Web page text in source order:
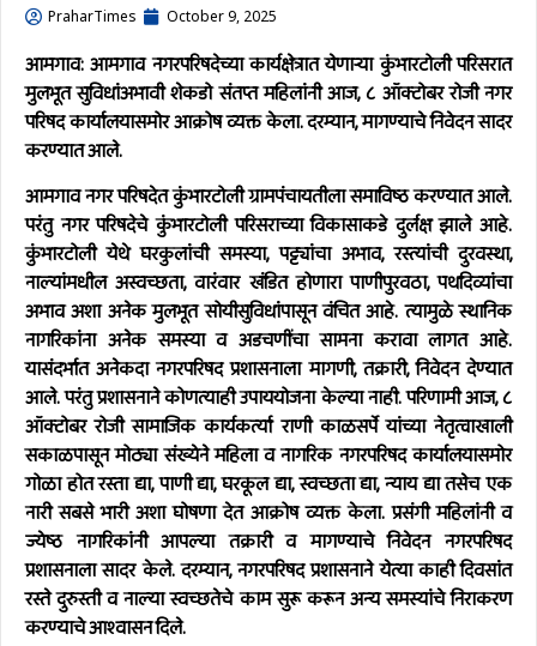
PraharTimes October 9, 2025
आमगाव: आमगाव नगरपरिषदेच्या कार्यक्षेत्रात येणार्‍या कुंभारटोली परिसरात
मुलभूत सुविधांअभावी शेकडो संतप्त महिलांनी आज, ८ ऑक्टोबर रोजी नगर
परिषद कार्यालयासमोर आक्रोष व्यक्त केला. दरम्यान, मागण्याचे निवेदन सादर
करण्यात आले.
आमगाव नगर परिषदेत कुंभारटोली ग्रामपंचायतीला समाविष्ठ करण्यात आले.
परंतु नगर परिषदेचे कुंभारटोली परिसराच्या विकासाकडे दुर्लक्ष झाले आहे.
कुंभारटोली येथे घरकुलांची समस्या, पट्ट्यांचा अभाव, रस्त्यांची दुरवस्था,
नाल्यांमधील अस्वच्छता, वारंवार खंडित होणारा पाणीपुरवठा, पथदिव्यांचा
अभाव अशा अनेक मुलभूत सोयीसुविधांपासून वंचित आहे. त्यामुळे स्थानिक
नागरिकांना अनेक समस्या व अडचणींचा सामना करावा लागत आहे.
यासंदर्भात अनेकदा नगरपरिषद प्रशासनाला मागणी, तक्रारी, निवेदन देण्यात
आले. परंतु प्रशासनाने कोणत्याही उपाययोजना केल्या नाही. परिणामी आज, ८
ऑक्टोबर रोजी सामाजिक कार्यकर्त्या राणी काळसर्पे यांच्या नेतृत्वाखाली
सकाळपासून मोठ्या संख्येने महिला व नागरिक नगरपरिषद कार्यालयासमोर
गोळा होत रस्ता द्या, पाणी द्या, घरकूल द्या, स्वच्छता द्या, न्याय द्या तसेच एक
नारी सबसे भारी अशा घोषणा देत आक्रोष व्यक्त केला. प्रसंगी महिलांनी व
ज्येष्ठ नागरिकांनी आपल्या तक्रारी व मागण्याचे निवेदन नगरपरिषद
प्रशासनाला सादर केले. दरम्यान, नगरपरिषद प्रशासनाने येत्या काही दिवसांत
रस्ते दुरुस्ती व नाल्या स्वच्छतेचे काम सुरू करून अन्य समस्यांचे निराकरण
करण्याचे आश्वासन दिले.